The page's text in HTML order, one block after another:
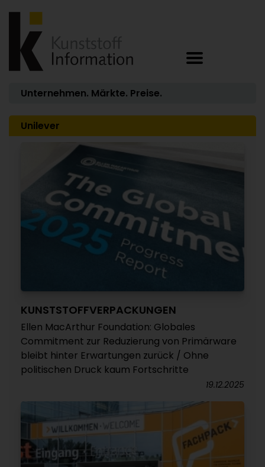
Unternehmen. Märkte. Preise.
Unilever
KUNSTSTOFFVERPACKUNGEN
Ellen MacArthur Foundation: Globales
Commitment zur Reduzierung von Primärware
bleibt hinter Erwartungen zurück / Ohne
politischen Druck kaum Fortschritte
19.12.2025